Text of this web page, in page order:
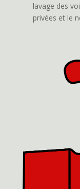
lavage des
privées et le